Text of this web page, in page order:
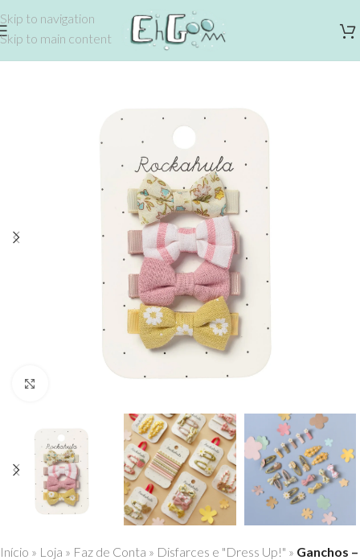
Skip to navigation
Skip to main content
Início » Loja » Faz de Conta » Disfarces e "Dress Up!" » Ganchos –